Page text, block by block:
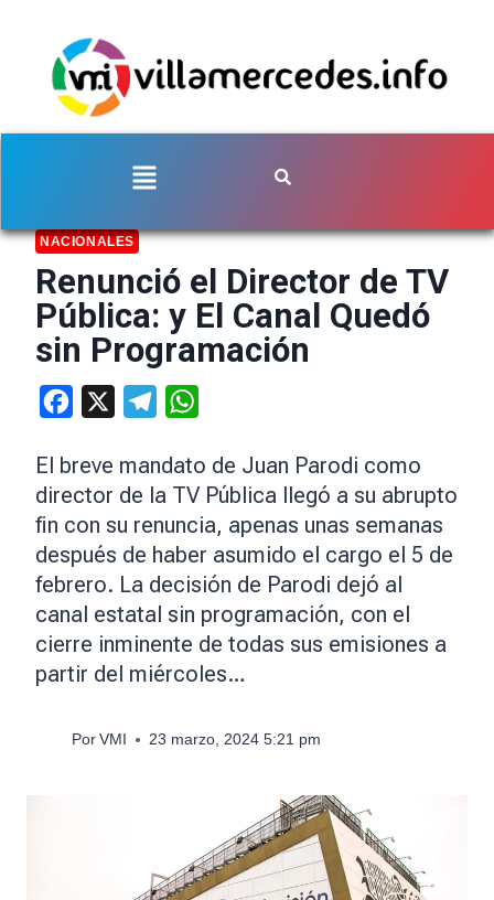
NACIONALES
Renunció el Director de TV
Pública: y El Canal Quedó
sin Programación
Facebook Telegram
El breve mandato de Juan Parodi como
director de la TV Pública llegó a su abrupto
fin con su renuncia, apenas unas semanas
después de haber asumido el cargo el 5 de
febrero. La decisión de Parodi dejó al
canal estatal sin programación, con el
cierre inminente de todas sus emisiones a
partir del miércoles…
Por VMI 23 marzo, 2024 5:21 pm